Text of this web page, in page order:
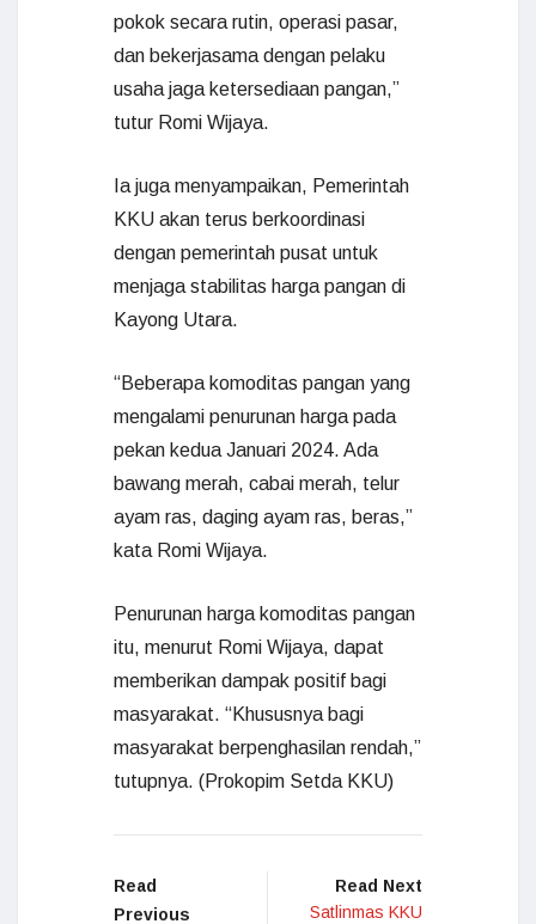
pokok secara rutin, operasi pasar,
dan bekerjasama dengan pelaku
usaha jaga ketersediaan pangan,”
tutur Romi Wijaya.
Ia juga menyampaikan, Pemerintah
KKU akan terus berkoordinasi
dengan pemerintah pusat untuk
menjaga stabilitas harga pangan di
Kayong Utara.
“Beberapa komoditas pangan yang
mengalami penurunan harga pada
pekan kedua Januari 2024. Ada
bawang merah, cabai merah, telur
ayam ras, daging ayam ras, beras,”
kata Romi Wijaya.
Penurunan harga komoditas pangan
itu, menurut Romi Wijaya, dapat
memberikan dampak positif bagi
masyarakat. “Khususnya bagi
masyarakat berpenghasilan rendah,”
tutupnya. (Prokopim Setda KKU)
Read
Previous
Read Next
Satlinmas KKU